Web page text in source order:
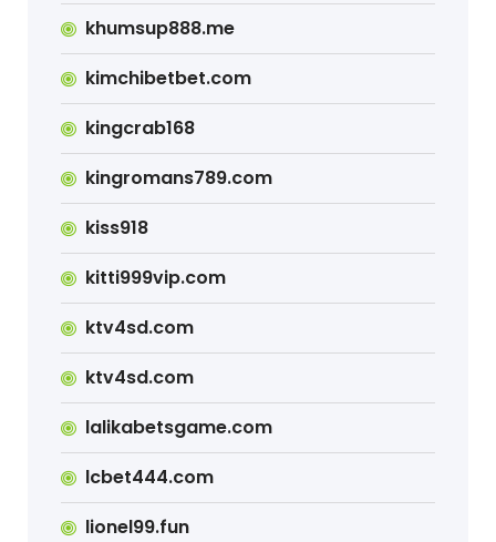
khumsup888.me
kimchibetbet.com
kingcrab168
kingromans789.com
kiss918
kitti999vip.com
ktv4sd.com
ktv4sd.com
lalikabetsgame.com
lcbet444.com
lionel99.fun